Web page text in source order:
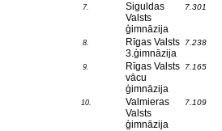
7.
Siguldas
Valsts
ģimnāzija
7.301
8.
Rīgas Valsts
3.ģimnāzija
7.238
9.
Rīgas Valsts
vācu
ģimnāzija
7.165
10.
Valmieras
Valsts
ģimnāzija
7.109